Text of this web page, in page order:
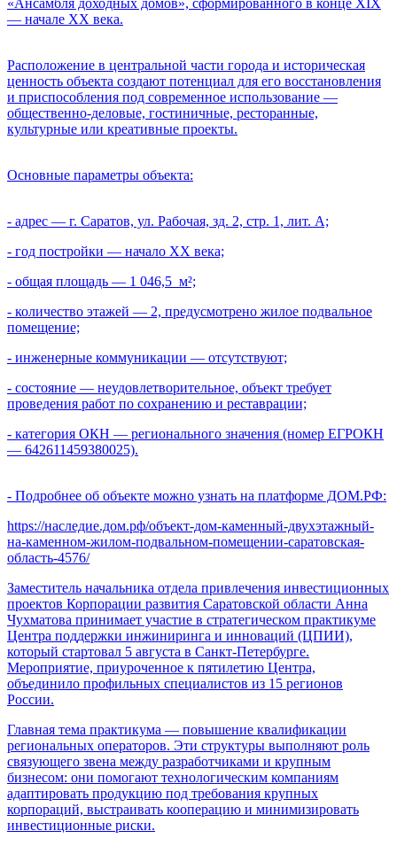
— начале XX века.
Расположение в центральной части города и историческая
ценность объекта создают потенциал для его восстановления
и приспособления под современное использование —
общественно-деловые, гостиничные, ресторанные,
культурные или креативные проекты.
Основные параметры объекта:
- адрес — г. Саратов, ул. Рабочая, зд. 2, стр. 1, лит. А;
- год постройки — начало XX века;
- общая площадь — 1 046,5 м²;
- количество этажей — 2, предусмотрено жилое подвальное
помещение;
- инженерные коммуникации — отсутствуют;
- состояние — неудовлетворительное, объект требует
проведения работ по сохранению и реставрации;
- категория ОКН — регионального значения (номер ЕГРОКН
— 642611459380025).
- Подробнее об объекте можно узнать на платформе ДОМ.РФ:
https://наследие.дом.рф/объект-дом-каменный-двухэтажный-
на-каменном-жилом-подвальном-помещении-саратовская-
область-4576/
Заместитель начальника отдела привлечения инвестиционных
проектов Корпорации развития Саратовской области Анна
Чухматова принимает участие в стратегическом практикуме
Центра поддержки инжиниринга и инноваций (ЦПИИ),
который стартовал 5 августа в Санкт-Петербурге.
Мероприятие, приуроченное к пятилетию Центра,
объединило профильных специалистов из 15 регионов
России.
Главная тема практикума — повышение квалификации
региональных операторов. Эти структуры выполняют роль
связующего звена между разработчиками и крупным
бизнесом: они помогают технологическим компаниям
адаптировать продукцию под требования крупных
корпораций, выстраивать кооперацию и минимизировать
инвестиционные риски.